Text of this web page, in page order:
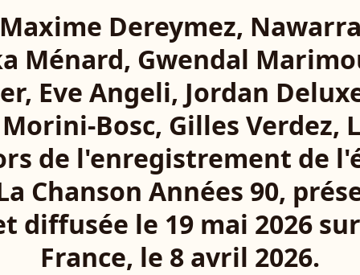
Dereymez,
Ménard, Gwendal
Eve Angeli, Jordan
Bosc, Gilles Verdez,
de l'enregistrement de
Chanson Années 90,
diffusée le 19 mai 2026
France, le 8 avril 2026.